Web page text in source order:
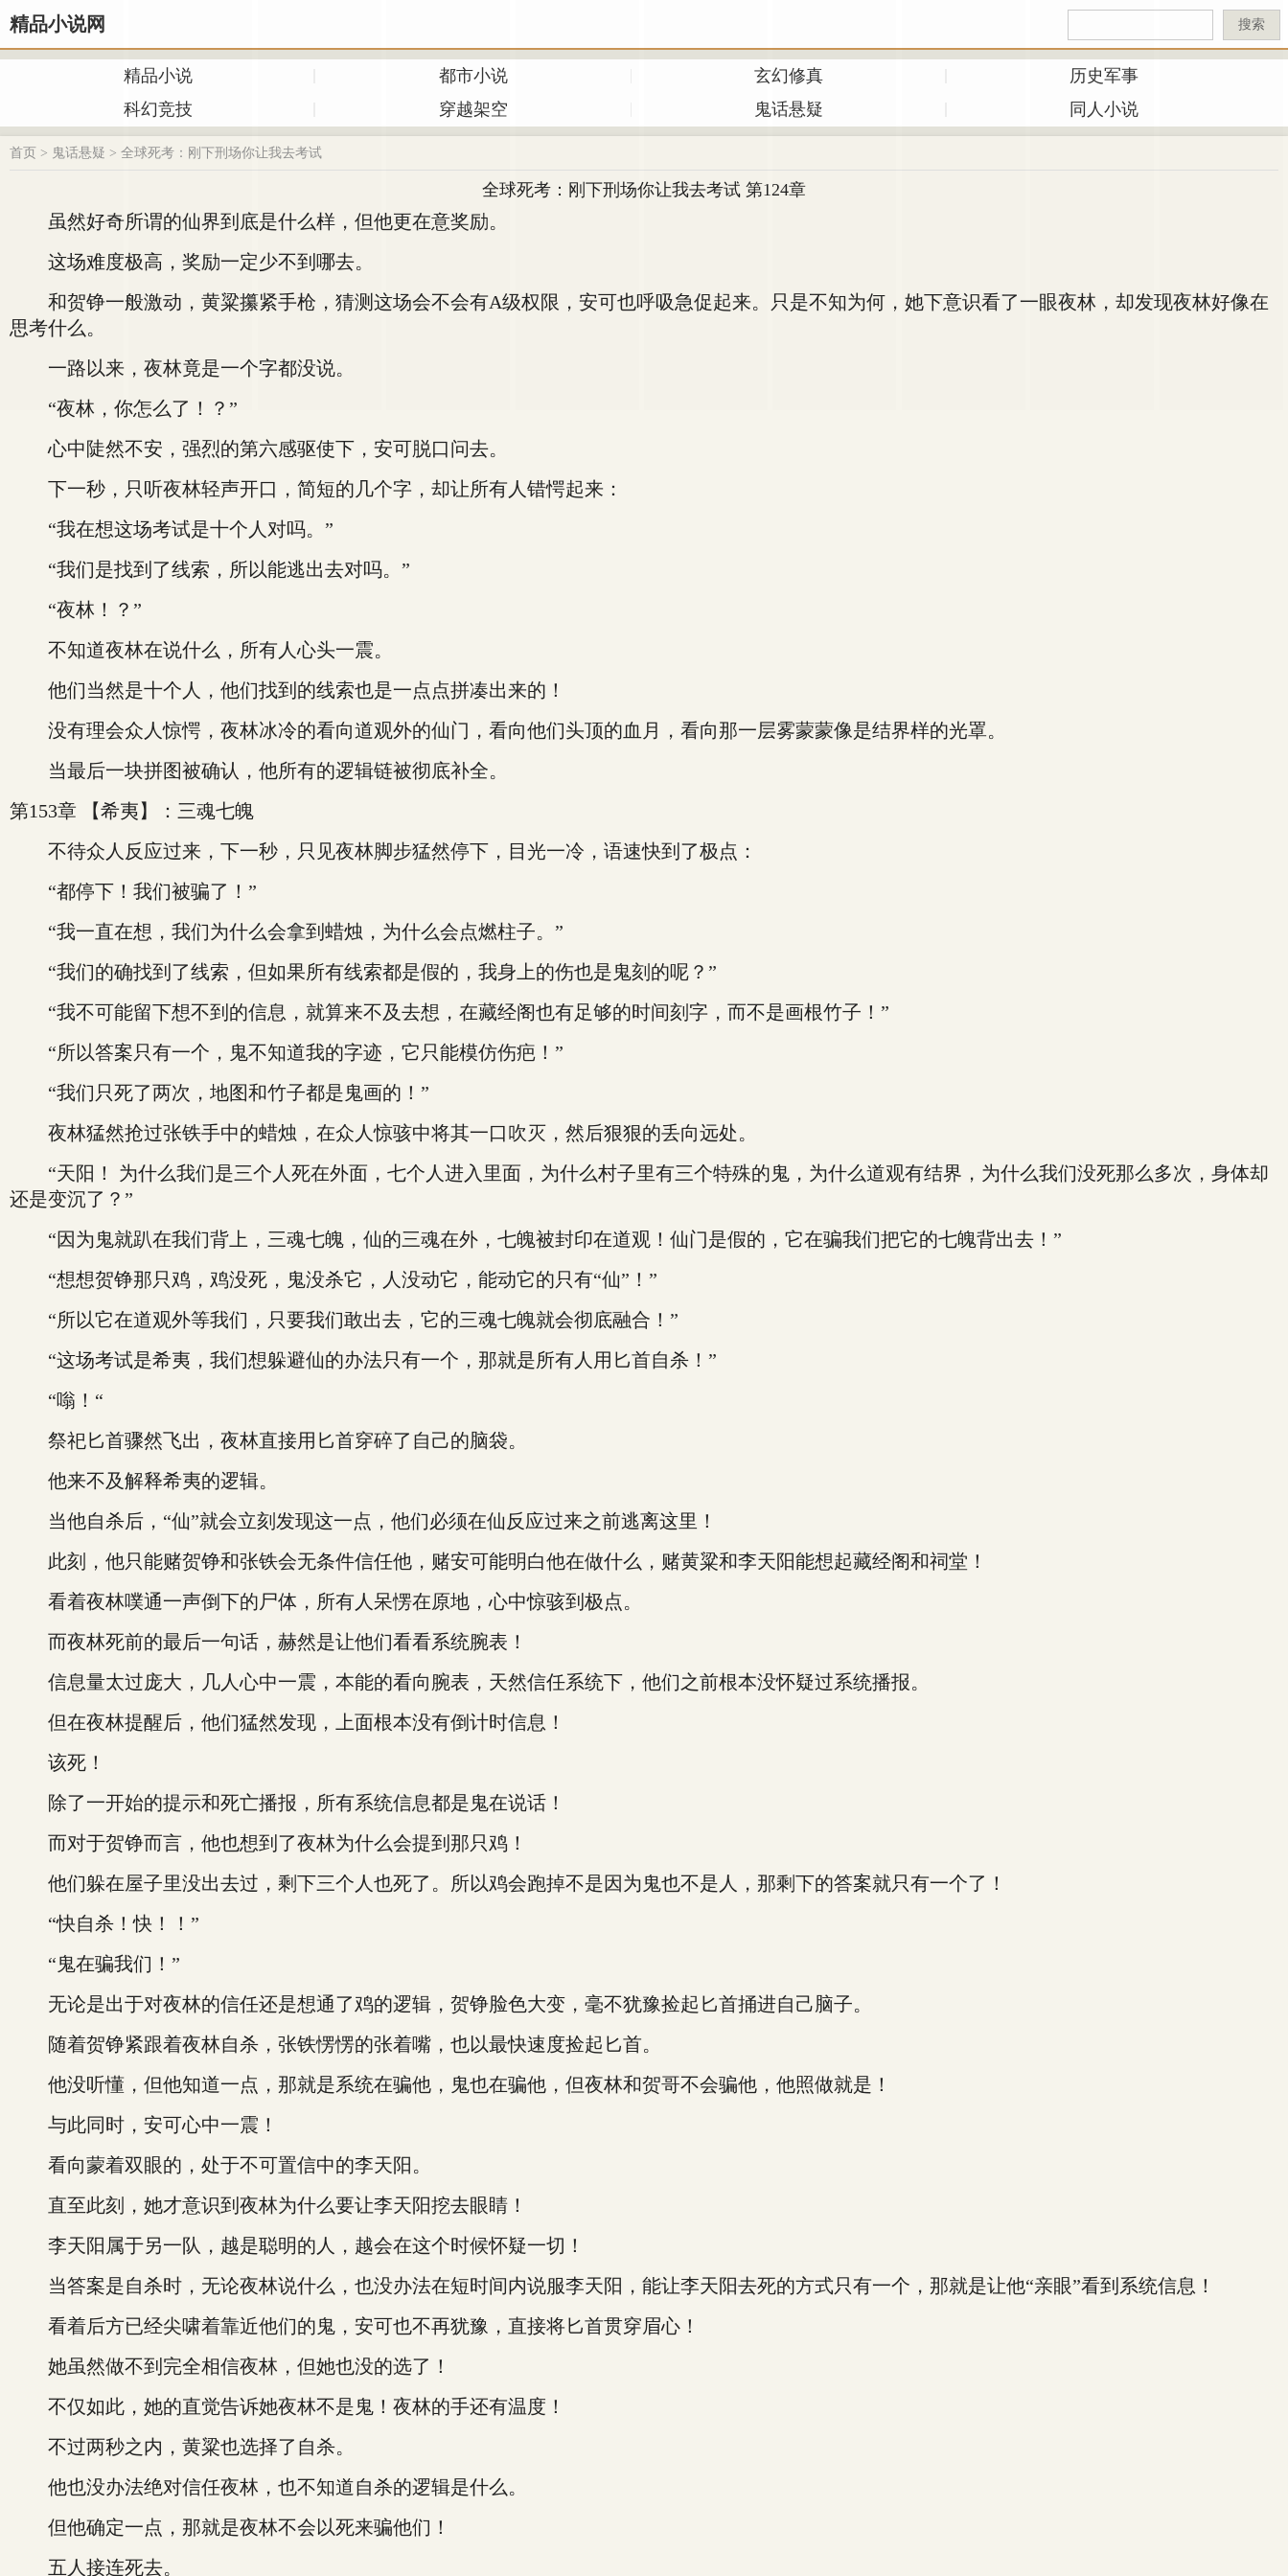
精品小说网 搜索
精品小说 都市小说 玄幻修真
历史军事
科幻竞技
穿越架空 鬼话悬疑 同人小说
首页 > 鬼话悬疑 > 全球死考：刚下刑场你让我去考试
全球死考：刚下刑场你让我去考试 第124章
虽然好奇所谓的仙界到底是什么样，但他更在意奖励。
这场难度极高，奖励一定少不到哪去。
和贺铮一般激动，黄粱攥紧手枪，猜测这场会不会有A级权限，安可也呼吸急促起来。只是不知为何，她下意识看了一眼夜林，却发现夜林好像在
思考什么。
一路以来，夜林竟是一个字都没说。
“夜林，你怎么了！？”
心中陡然不安，强烈的第六感驱使下，安可脱口问去。
下一秒，只听夜林轻声开口，简短的几个字，却让所有人错愕起来：
“我在想这场考试是十个人对吗。”
“我们是找到了线索，所以能逃出去对吗。”
“夜林！？”
不知道夜林在说什么，所有人心头一震。
他们当然是十个人，他们找到的线索也是一点点拼凑出来的！
没有理会众人惊愕，夜林冰冷的看向道观外的仙门，看向他们头顶的血月，看向那一层雾蒙蒙像是结界样的光罩。
当最后一块拼图被确认，他所有的逻辑链被彻底补全。
第153章 【希夷】：三魂七魄
不待众人反应过来，下一秒，只见夜林脚步猛然停下，目光一冷，语速快到了极点：
“都停下！我们被骗了！”
“我一直在想，我们为什么会拿到蜡烛，为什么会点燃柱子。”
“我们的确找到了线索，但如果所有线索都是假的，我身上的伤也是鬼刻的呢？”
“我不可能留下想不到的信息，就算来不及去想，在藏经阁也有足够的时间刻字，而不是画根竹子！”
“所以答案只有一个，鬼不知道我的字迹，它只能模仿伤疤！”
“我们只死了两次，地图和竹子都是鬼画的！”
夜林猛然抢过张铁手中的蜡烛，在众人惊骇中将其一口吹灭，然后狠狠的丢向远处。
“天阳！ 为什么我们是三个人死在外面，七个人进入里面，为什么村子里有三个特殊的鬼，为什么道观有结界，为什么我们没死那么多次，身体却
还是变沉了？”
“因为鬼就趴在我们背上，三魂七魄，仙的三魂在外，七魄被封印在道观！仙门是假的，它在骗我们把它的七魄背出去！”
“想想贺铮那只鸡，鸡没死，鬼没杀它，人没动它，能动它的只有“仙”！”
“所以它在道观外等我们，只要我们敢出去，它的三魂七魄就会彻底融合！”
“这场考试是希夷，我们想躲避仙的办法只有一个，那就是所有人用匕首自杀！”
“嗡！“
祭祀匕首骤然飞出，夜林直接用匕首穿碎了自己的脑袋。
他来不及解释希夷的逻辑。
当他自杀后，“仙”就会立刻发现这一点，他们必须在仙反应过来之前逃离这里！
此刻，他只能赌贺铮和张铁会无条件信任他，赌安可能明白他在做什么，赌黄粱和李天阳能想起藏经阁和祠堂！
看着夜林噗通一声倒下的尸体，所有人呆愣在原地，心中惊骇到极点。
而夜林死前的最后一句话，赫然是让他们看看系统腕表！
信息量太过庞大，几人心中一震，本能的看向腕表，天然信任系统下，他们之前根本没怀疑过系统播报。
但在夜林提醒后，他们猛然发现，上面根本没有倒计时信息！
该死！
除了一开始的提示和死亡播报，所有系统信息都是鬼在说话！
而对于贺铮而言，他也想到了夜林为什么会提到那只鸡！
他们躲在屋子里没出去过，剩下三个人也死了。所以鸡会跑掉不是因为鬼也不是人，那剩下的答案就只有一个了！
“快自杀！快！！”
“鬼在骗我们！”
无论是出于对夜林的信任还是想通了鸡的逻辑，贺铮脸色大变，毫不犹豫捡起匕首捅进自己脑子。
随着贺铮紧跟着夜林自杀，张铁愣愣的张着嘴，也以最快速度捡起匕首。
他没听懂，但他知道一点，那就是系统在骗他，鬼也在骗他，但夜林和贺哥不会骗他，他照做就是！
与此同时，安可心中一震！
看向蒙着双眼的，处于不可置信中的李天阳。
直至此刻，她才意识到夜林为什么要让李天阳挖去眼睛！
李天阳属于另一队，越是聪明的人，越会在这个时候怀疑一切！
当答案是自杀时，无论夜林说什么，也没办法在短时间内说服李天阳，能让李天阳去死的方式只有一个，那就是让他“亲眼”看到系统信息！
看着后方已经尖啸着靠近他们的鬼，安可也不再犹豫，直接将匕首贯穿眉心！
她虽然做不到完全相信夜林，但她也没的选了！
不仅如此，她的直觉告诉她夜林不是鬼！夜林的手还有温度！
不过两秒之内，黄粱也选择了自杀。
他也没办法绝对信任夜林，也不知道自杀的逻辑是什么。
但他确定一点，那就是夜林不会以死来骗他们！
五人接连死去。